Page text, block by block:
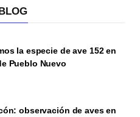
la especie de ave 152 en
Pueblo Nuevo
observación de aves en